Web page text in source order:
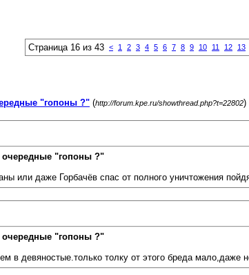
Страница 16 из 43 < 1 2 3 4 5 6 7 8 9 10 11 12 13
"гопоны ?" (http://forum.kpe.ru/showthread.php?t=22802)
"гопоны ?"
или даже Горбачёв спас от полного уничтожения
"гопоны ?"
в девяностые.только толку от этого бреда мало,даже